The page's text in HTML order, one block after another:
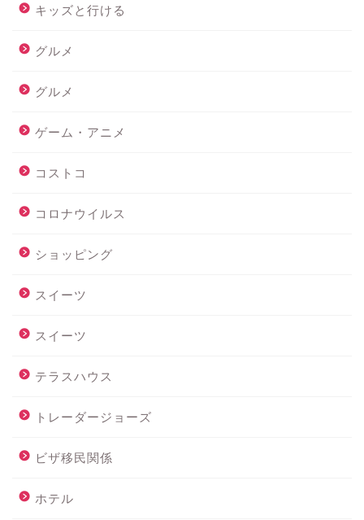
キッズと行ける
グルメ
グルメ
ゲーム・アニメ
コストコ
コロナウイルス
ショッピング
スイーツ
スイーツ
テラスハウス
トレーダージョーズ
ビザ移民関係
ホテル